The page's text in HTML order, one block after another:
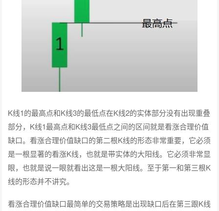
K线1的最高点和K线3的最低点在K线2的实体部分没有出现重叠
部分，K线1最高点和K线3最低点之间的区间就是看涨合理价值
缺口。看涨合理价值缺口的第二根K线的形态非常重要，它必须
是一根显著的看涨K线，也就是带实体的大阳线。它必须非常显
眼，也就是说一眼就看出这是一根大阳线。至于第一和第三根K
线的形态并不讲究。
看涨合理价值缺口最简单的交易策略是出现缺口后在第三跟K线